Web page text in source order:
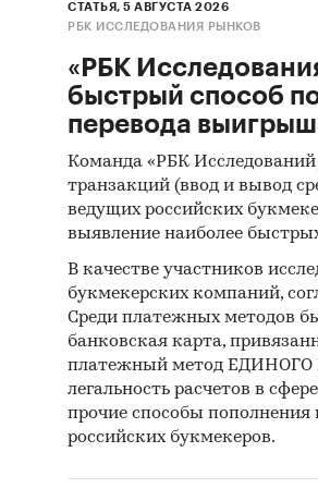
СТАТЬЯ, 5 АВГУСТА 2026
РБК ИССЛЕДОВАНИЯ РЫНКОВ
«РБК
быстрый способ
перевода
Команда «РБК
транзакций (ввод и вывод
ведущих российских
выявление наиболее
В качестве участников
букмекерских компаний,
Среди платежных методов
банковская карта,
платежный метод
легальность расчетов в
прочие способы пополнения
российских букмекеров.